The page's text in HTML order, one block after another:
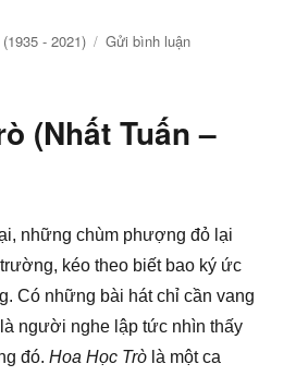
- 2021) Gửi bình luậnvề
Tuấn
(Nhất Tuấn –
những chùm phượng đỏ lại
kéo theo biết bao ký ức
Có những bài hát chỉ cần vang
người nghe lập tức nhìn thấy
đó.Hoa Học Trò là một ca